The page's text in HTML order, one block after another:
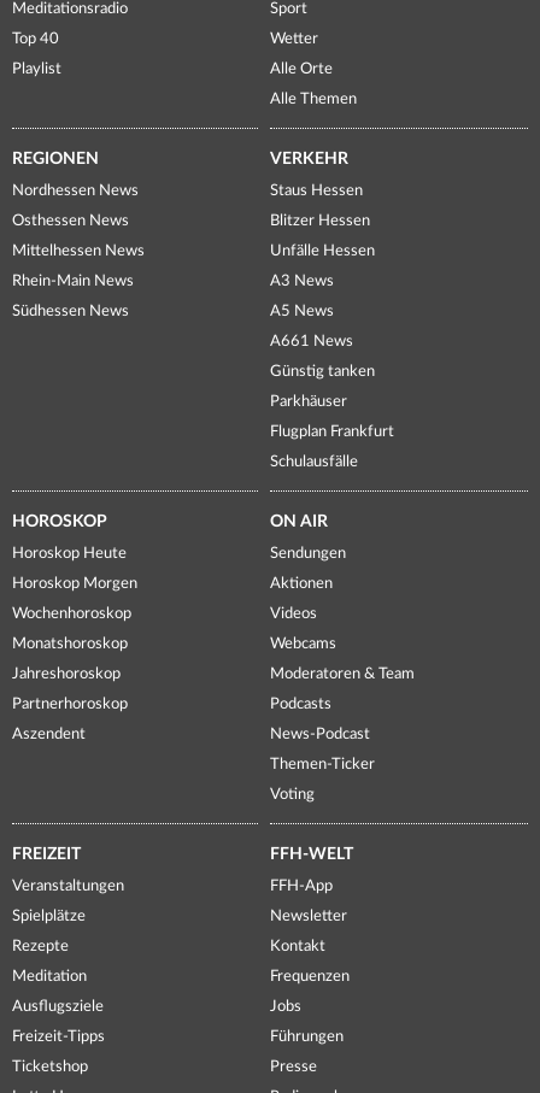
Meditationsradio
Top 40
Playlist
Sport
Wetter
Alle Orte
Alle Themen
REGIONEN
Nordhessen News
Osthessen News
Mittelhessen News
Rhein-Main News
Südhessen News
VERKEHR
Staus Hessen
Blitzer Hessen
Unfälle Hessen
A3 News
A5 News
A661 News
Günstig tanken
Parkhäuser
Flugplan Frankfurt
Schulausfälle
HOROSKOP
Horoskop Heute
Horoskop Morgen
Wochenhoroskop
Monatshoroskop
Jahreshoroskop
Partnerhoroskop
Aszendent
ON AIR
Sendungen
Aktionen
Videos
Webcams
Moderatoren & Team
Podcasts
News-Podcast
Themen-Ticker
Voting
FREIZEIT
Veranstaltungen
Spielplätze
Rezepte
Meditation
Ausflugsziele
Freizeit-Tipps
Ticketshop
FFH-WELT
FFH-App
Newsletter
Kontakt
Frequenzen
Jobs
Führungen
Presse